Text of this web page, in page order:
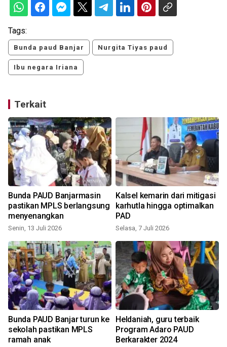
Tags:
Bunda paud Banjar Nurgita Tiyas paud
Ibu negara Iriana
Terkait
Bunda PAUD Banjarmasin
pastikan MPLS berlangsung
menyenangkan
Senin, 13 Juli 2026
Kalsel kemarin dari mitigasi
karhutla hingga optimalkan
PAD
Selasa, 7 Juli 2026
Bunda PAUD Banjar turun ke
sekolah pastikan MPLS
ramah anak
Heldaniah, guru terbaik
Program Adaro PAUD
Berkarakter 2024